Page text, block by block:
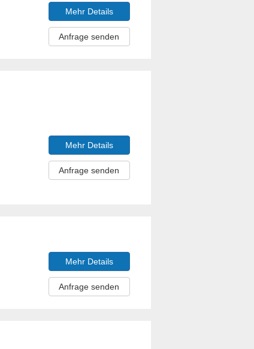
Mehr Details
Anfrage senden
Mehr Details
Anfrage senden
Mehr Details
Anfrage senden